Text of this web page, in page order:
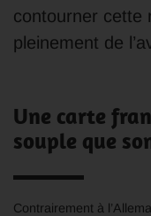
contourner cette
pleinement de
Une carte
souple que
Contrairement à